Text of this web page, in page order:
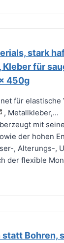
stark
für
450g
für
, Metallkleber,...
mit
der hohen
, Alterungs-,
der flexible
Bohren,